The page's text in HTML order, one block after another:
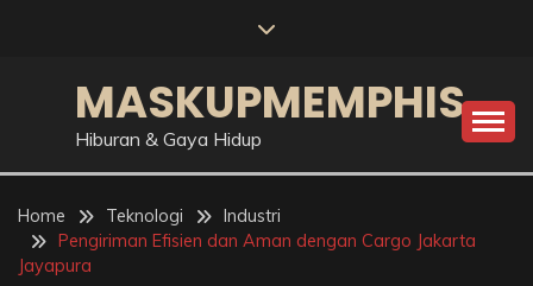
MASKUPMEMPHIS
Hiburan & Gaya Hidup
Home Teknologi
Industri
Pengiriman Efisien dan Aman dengan Cargo Jakarta
Jayapura